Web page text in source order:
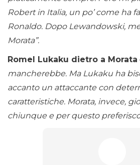
Robert in Italia, un po’ come ha
Ronaldo. Dopo Lewandowski,
Morata”.
Romel Lukaku dietro a Morata
mancherebbe. Ma Lukaku ha
accanto un attaccante con
caratteristiche. Morata, invece,
chiunque e per questo